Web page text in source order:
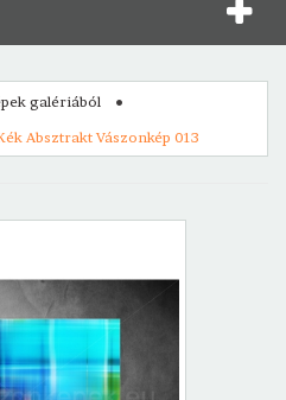
galériából
Absztrakt Vászonkép 013